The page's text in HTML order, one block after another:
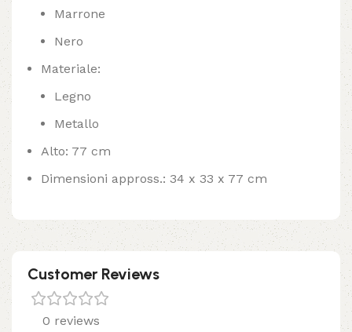
Marrone
Nero
Materiale:
Legno
Metallo
Alto: 77 cm
Dimensioni appross.: 34 x 33 x 77 cm
Customer Reviews
0 reviews